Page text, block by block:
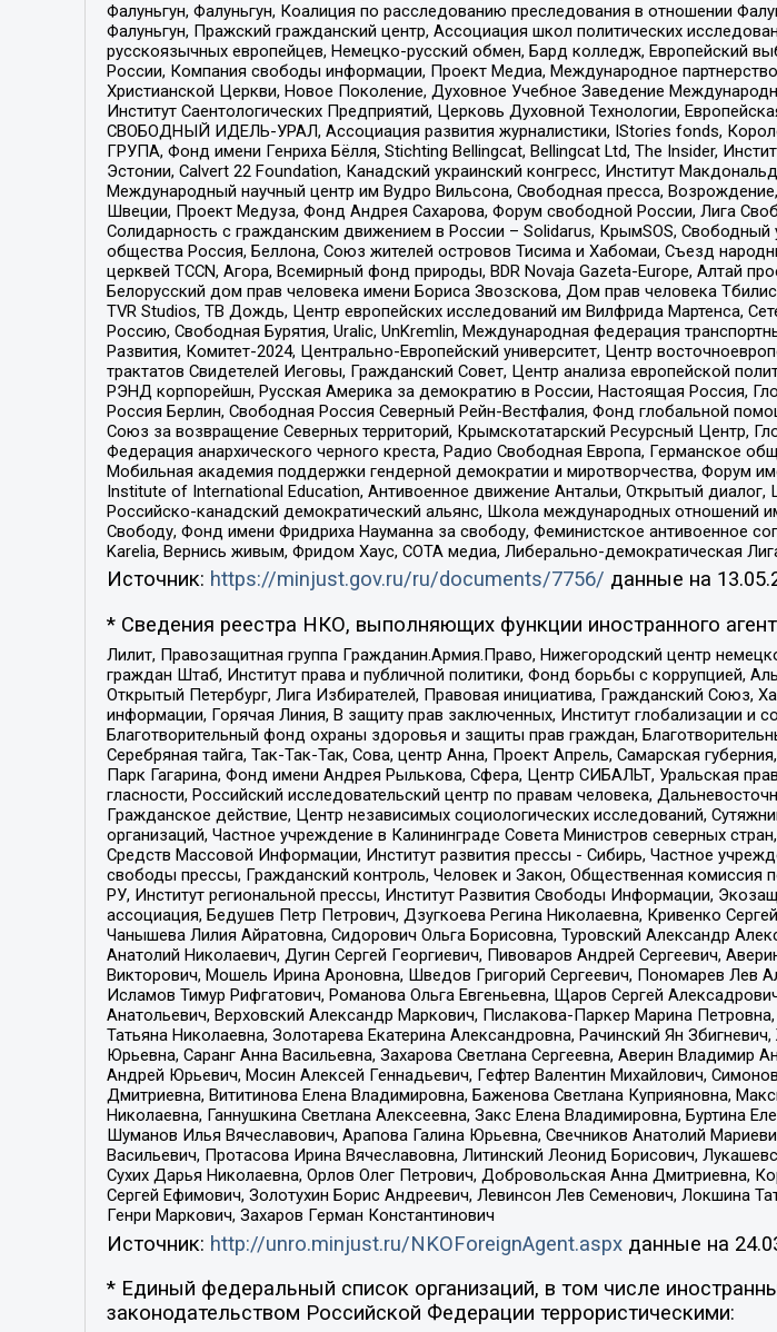
Фалуньгун, Фалуньгун, Коалиция по расследованию преследования в отношении
Фалуньгун, Пражский гражданский центр, Ассоциация школ политических
русскоязычных европейцев, Немецко-русский обмен, Бард колледж, Европейский
России, Компания свободы информации, Проект Медиа, Международное
Христианской Церкви, Новое Поколение, Духовное Учебное Заведение
Институт Саентологических Предприятий, Церковь Духовной Технологии,
СВОБОДНЫЙ ИДЕЛЬ-УРАЛ, Ассоциация развития журналистики, IStories fonds,
ГРУПА, Фонд имени Генриха Бёлля, Stichting Bellingcat, Bellingcat Ltd, The Insider,
Эстонии, Calvert 22 Foundation, Канадский украинский конгресс, Институт
Международный научный центр им Вудро Вильсона, Свободная пресса,
Швеции, Проект Медуза, Фонд Андрея Сахарова, Форум свободной России, Лига
Солидарность с гражданским движением в России – Solidarus, КрымSOS, Свободный
общества Россия, Беллона, Союз жителей островов Тисима и Хабомаи, Съезд
церквей TCCN, Агора, Всемирный фонд природы, BDR Novaja Gazeta-Europe, Алтай
Белорусский дом прав человека имени Бориса Звозскова, Дом прав человека
TVR Studios, ТВ Дождь, Центр европейских исследований им Вилфрида Мартенса,
Россию, Свободная Бурятия, Uralic, UnKremlin, Международная федерация
Развития, Комитет-2024, Центрально-Европейский университет, Центр
трактатов Свидетелей Иеговы, Гражданский Совет, Центр анализа европейской
РЭНД корпорейшн, Русская Америка за демократию в России, Настоящая Россия,
Россия Берлин, Свободная Россия Северный Рейн-Вестфалия, Фонд глобальной
Союз за возвращение Северных территорий, Крымскотатарский Ресурсный Центр,
Федерация анархического черного креста, Радио Свободная Европа, Германское
Мобильная академия поддержки гендерной демократии и миротворчества, Форум
Institute of International Education, Антивоенное движение Антальи, Открытый
Российско-канадский демократический альянс, Школа международных
Свободу, Фонд имени Фридриха Науманна за свободу, Феминистское антивоенное
Karelia, Вернись живым, Фридом Хаус, СОТА медиа, Либерально-демократическая
Источник: https://minjust.gov.ru/ru/documents/7756/ данные на
* Сведения реестра НКО, выполняющих функции иностранного
Лилит, Правозащитная группа Гражданин.Армия.Право, Нижегородский центр
граждан Штаб, Институт права и публичной политики, Фонд борьбы с
Открытый Петербург, Лига Избирателей, Правовая инициатива, Гражданский Союз,
информации, Горячая Линия, В защиту прав заключенных, Институт глобализации
Благотворительный фонд охраны здоровья и защиты прав граждан,
Серебряная тайга, Так-Так-Так, Сова, центр Анна, Проект Апрель, Самарская
Парк Гагарина, Фонд имени Андрея Рылькова, Сфера, Центр СИБАЛЬТ, Уральская
гласности, Российский исследовательский центр по правам человека,
Гражданское действие, Центр независимых социологических исследований,
организаций, Частное учреждение в Калининграде Совета Министров северных
Средств Массовой Информации, Институт развития прессы - Сибирь, Частное
свободы прессы, Гражданский контроль, Человек и Закон, Общественная
РУ, Институт региональной прессы, Институт Развития Свободы Информации,
ассоциация, Бедушев Петр Петрович, Дзугкоева Регина Николаевна, Кривенко
Чанышева Лилия Айратовна, Сидорович Ольга Борисовна, Туровский Александр
Анатолий Николаевич, Дугин Сергей Георгиевич, Пивоваров Андрей Сергеевич,
Викторович, Мошель Ирина Ароновна, Шведов Григорий Сергеевич, Пономарев Лев
Исламов Тимур Рифгатович, Романова Ольга Евгеньевна, Щаров Сергей
Анатольевич, Верховский Александр Маркович, Пислакова-Паркер Марина
Татьяна Николаевна, Золотарева Екатерина Александровна, Рачинский Ян
Юрьевна, Саранг Анна Васильевна, Захарова Светлана Сергеевна, Аверин
Андрей Юрьевич, Мосин Алексей Геннадьевич, Гефтер Валентин Михайлович,
Дмитриевна, Вититинова Елена Владимировна, Баженова Светлана Куприяновна,
Николаевна, Ганнушкина Светлана Алексеевна, Закс Елена Владимировна, Буртина
Шуманов Илья Вячеславович, Арапова Галина Юрьевна, Свечников Анатолий
Васильевич, Протасова Ирина Вячеславовна, Литинский Леонид Борисович,
Сухих Дарья Николаевна, Орлов Олег Петрович, Добровольская Анна Дмитриевна,
Сергей Ефимович, Золотухин Борис Андреевич, Левинсон Лев Семенович, Локшина
Генри Маркович, Захаров Герман Константинович
Источник: http://unro.minjust.ru/NKOForeignAgent.aspxданные на
* Единый федеральный список организаций, в том числе
законодательством Российской Федерации террористическими: